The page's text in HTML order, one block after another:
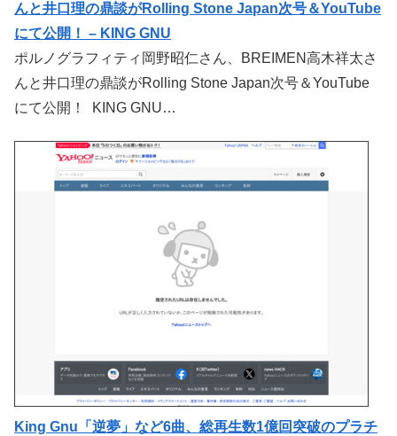
んと井口理の鼎談がRolling Stone Japan次号＆YouTube
にて公開！ – KING GNU
ポルノグラフィティ岡野昭仁さん、BREIMEN高木祥太さ
んと井口理の鼎談がRolling Stone Japan次号＆YouTube
にて公開！ KING GNU…
King Gnu「逆夢」など6曲、総再生数1億回突破のプラチ